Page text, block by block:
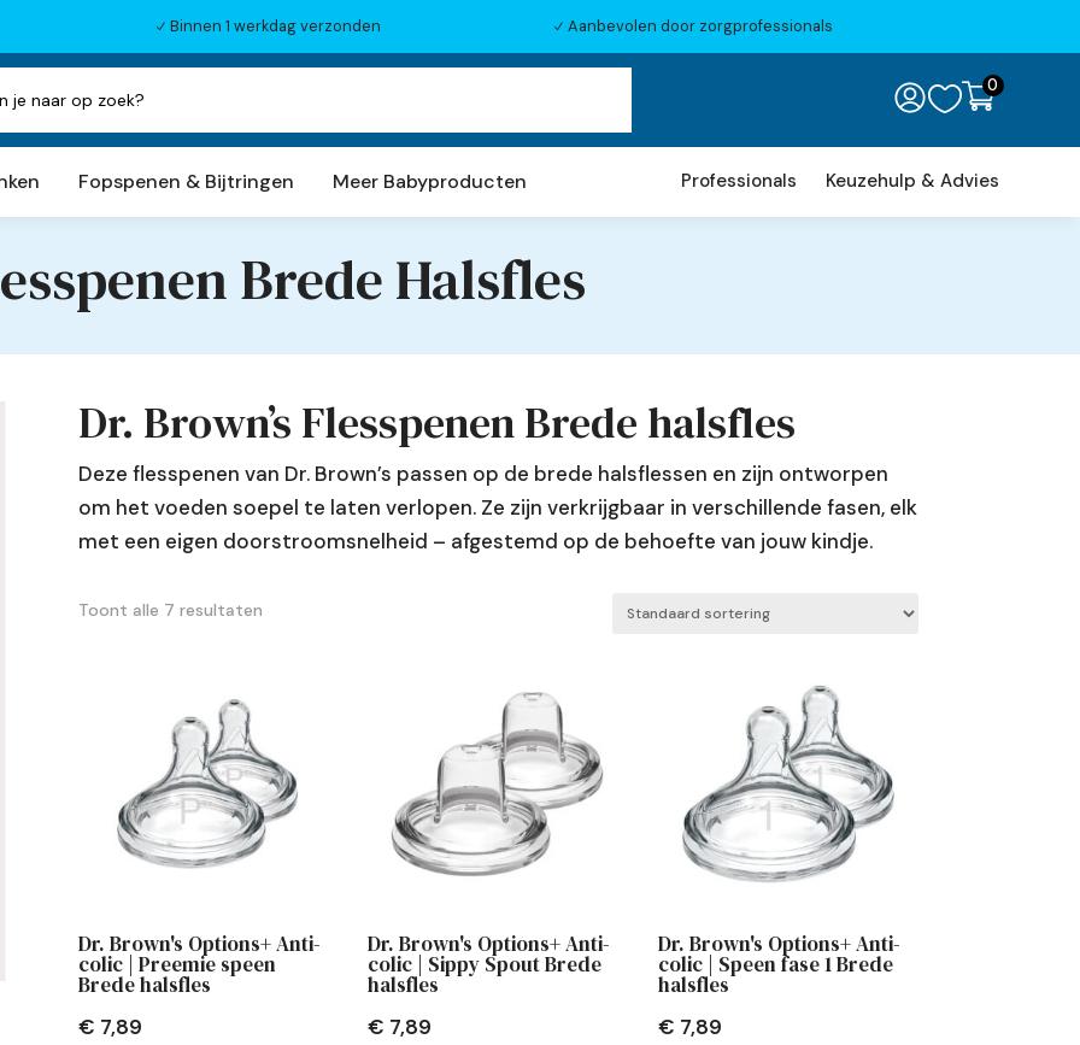
N Binnen 1 werkdag verzonden N Aanbevolen door zorgprofessionals
 0
halsfles?
én fles?
rietjesbeker?
Fopspenen & Bijtringen Meer Babyproducten
of fles?
van mijn baby?
steriliseren?
Professionals Keuzehulp & Advies
Brede Halsfles
beschikbaar zijn, gebruik de pijlen om omhoog en omlaag te gaan naar de gewenste pagina.
Dr. Brown’s Flesspenen Brede halsfles
Deze flesspenen van Dr. Brown’s passen op de brede halsflessen en zijn ontworpen
om het voeden soepel te laten verlopen. Ze zijn verkrijgbaar in verschillende fasen, elk
met een eigen doorstroomsnelheid – afgestemd op de behoefte van jouw kindje.
Toont alle 7 resultaten
Dr. Brown's Options+ Anti-
colic | Preemie speen
Brede halsfles
€ 7,89
Dr. Brown's Options+ Anti-
colic | Sippy Spout Brede
halsfles
€ 7,89
Dr. Brown's Options+ Anti-
colic | Speen fase 1 Brede
halsfles
€ 7,89